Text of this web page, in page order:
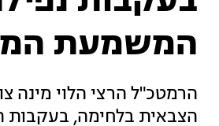
המשמעת
הרמטכ"ל הרצי הלוי מינה